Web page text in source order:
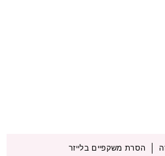
הסרת משקפיים בלייזר